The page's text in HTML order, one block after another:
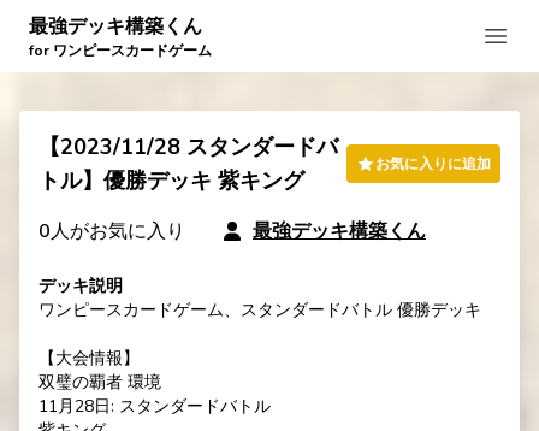
最強デッキ構築くん
for ワンピースカードゲーム
【2023/11/28 スタンダードバ
トル】優勝デッキ 紫キング
お気に入りに追加
0人がお気に入り 最強デッキ構築くん
デッキ説明
ワンピースカードゲーム、スタンダードバトル 優勝デッキ
【大会情報】
双璧の覇者 環境
11月28日: スタンダードバトル